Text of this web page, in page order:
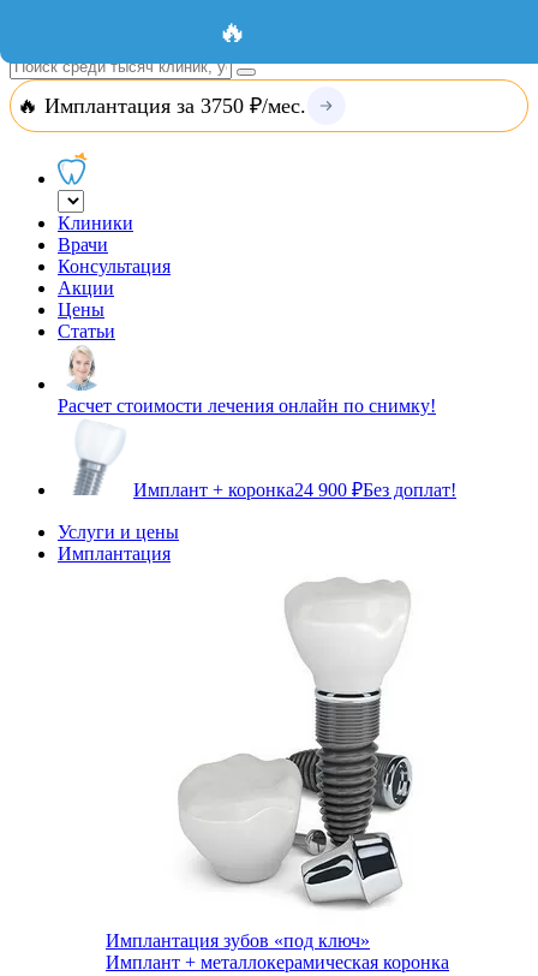
Вход
🔥 Имплантация за 3750 ₽/мес.
Клиники
Врачи
Консультация
Акции
Цены
Статьи
Расчет стоимости лечения онлайн по снимку!
Имплант + коронка24 900 ₽Без доплат!
Услуги и цены
Имплантация
Имплантация зубов «под ключ»
Имплант + металлокерамическая коронка
🔥